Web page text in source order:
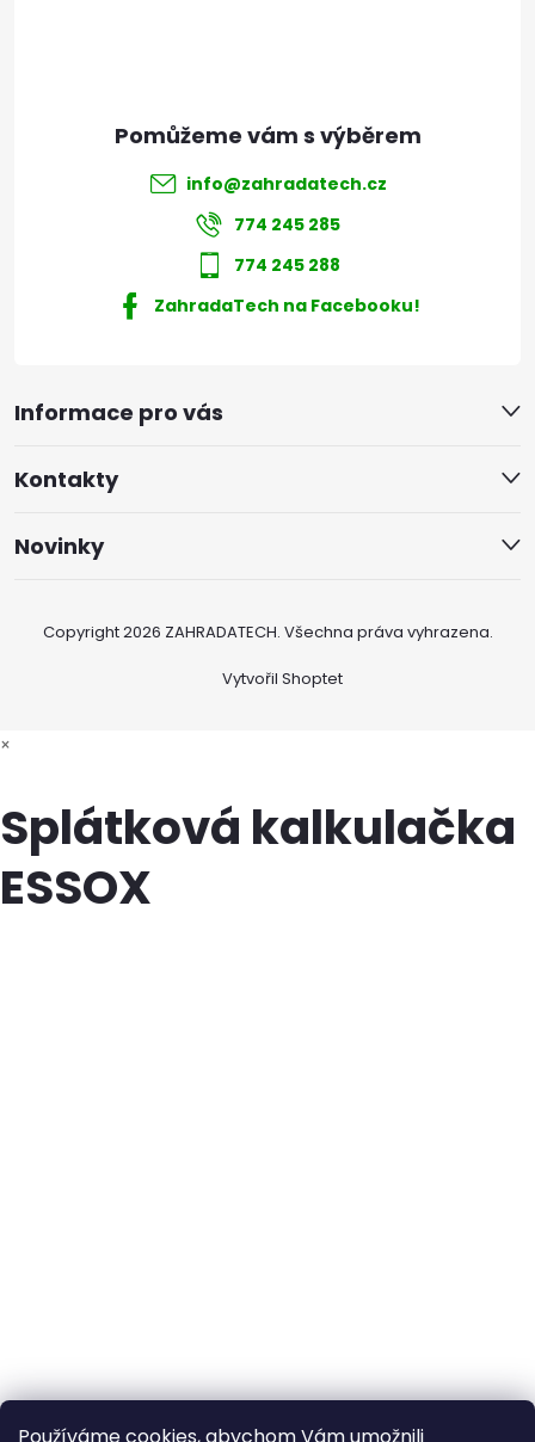
Informace pro vás
Kontakty
Novinky
info@zahradatech.cz
774 245 285
774 245 288
ZahradaTech na Facebooku!
Vytvořil Shoptet
Copyright 2026 ZAHRADATECH. Všechna práva vyhrazena.
×
Splátková kalkulačka
ESSOX